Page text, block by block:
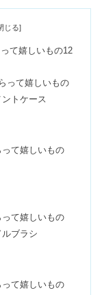
も
の市販・海外
4選
プラ編》メン
ントは嬉しく
は？
ャイン色比較
ラー別12選
て嬉しいもの12
って嬉しいもの
トケース
て嬉しいもの
て嬉しいもの
ブラシ
て嬉しいもの